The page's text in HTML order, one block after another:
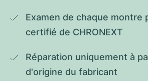
Examen de chaque montre
certifié de CHRONEXT
Réparation uniquement à
d'origine du fabricant